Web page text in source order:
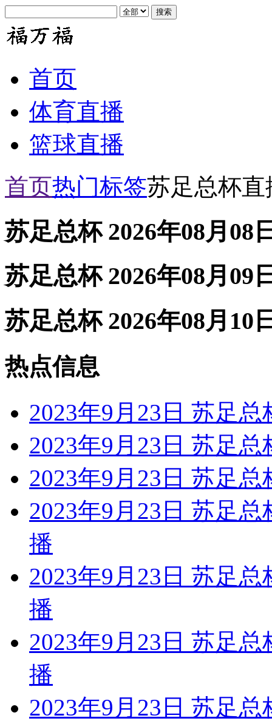
首页
体育直播
篮球直播
首页热门标签苏足总杯直
苏足总杯 2026年08月08
苏足总杯 2026年08月09
苏足总杯 2026年08月10
热点信息
2023年9月23日 苏足
2023年9月23日 苏足
2023年9月23日 苏足
2023年9月23日 苏足
播
2023年9月23日 苏足
播
2023年9月23日 苏足
播
2023年9月23日 苏足